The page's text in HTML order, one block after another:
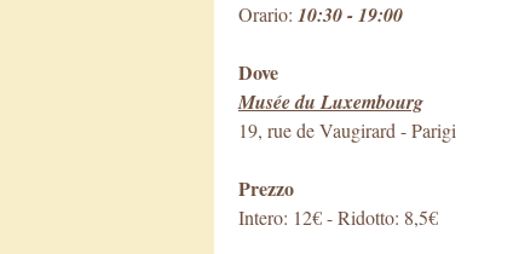
Orario: 10:30 - 19:00
Dove
Musée du Luxembourg
19, rue de Vaugirard -Parigi
Prezzo
Intero: 12€ - Ridotto: 8,5€